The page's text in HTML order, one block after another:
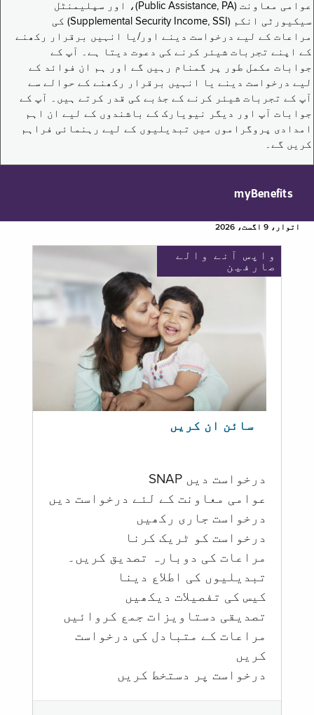
عوامی معاونت (Public Assistance, PA)، اور سپلیمنٹل
سیکیورٹی انکم (Supplemental Security Income, SSI) کی
مراعات کے لیے درخواست دینے اور/یا انہیں برقرار رکھنے
کے اپنے تجربات شیئر کرنے کی دعوت دیتا ہے۔ آپ کے
جوابات مکمل طور پر گمنام رہیں گے اور ہم ان فوائد کے
لیے درخواست دینے یا انہیں برقرار رکھنے کے حوالے سے
آپ کے تجربات شیئر کرنے کے جذبے کی قدر کرتے ہیں۔ آپ کے
جوابات آپ اور دیگر نیویارک کے باشندوں کے لیے ان اہم
امدادی پروگراموں میں تبدیلیوں کے لیے رہنمائی فراہم
کریں گے۔
myBenefits
اتوار، 9 اگست، 2026
واپس آنے والے
صارفین
سائن ان کریں
درخواست دیں SNAP
عوامی معاونت کے لئے درخواست دیں
درخواست جاری رکھیں
درخواست کو ٹریک کرنا
مراعات کی دوبارہ تصدیق کریں۔
تبدیلیوں کی اطلاع دینا
کیس کی تفصیلات دیکھیں
تصدیقی دستاویزات جمع کروائیں
مراعات کے متبادل کی درخواست
کریں
درخواست پر دستخط کریں